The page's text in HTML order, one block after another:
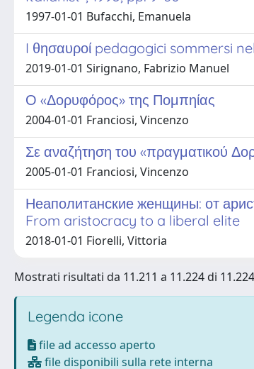
1997-01-01 Bufacchi, Emanuela
I θησαυροί pedagogici sommersi
2019-01-01 Sirignano, Fabrizio Manuel
Ο «Δορυφόρος» της Πομπηίας
2004-01-01 Franciosi, Vincenzo
Σε αναζήτηση του «πραγματικού
2005-01-01 Franciosi, Vincenzo
Неаполитанские женщины: от
From aristocracy to a liberal elite
2018-01-01 Fiorelli, Vittoria
Mostrati risultati da 11.211 a 11.224 di 11.224
Legenda icone
file ad accesso aperto
file disponibili sulla rete interna